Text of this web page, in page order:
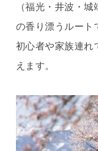
（福光・井波・
の香り漂うルート
初心者や家族連れ
えます。